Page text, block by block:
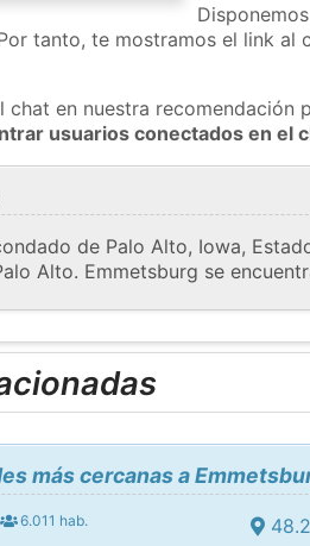
tanto, te mostramos el link al
en nuestra recomendación
usuarios conectados en el
de Palo Alto, Iowa,
Alto. Emmetsburg se
más cercanas a
6.011 hab.